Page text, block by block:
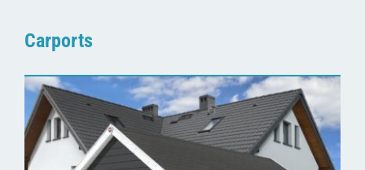
Carports